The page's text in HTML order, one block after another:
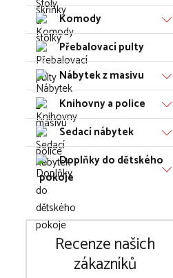
Komody
Přebalovací pulty
Nábytek z masivu
Knihovny a police
Sedací nábytek
Doplňky do dětského
pokoje
Recenze našich
zákazníků